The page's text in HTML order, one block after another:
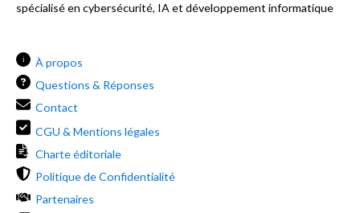
spécialisé en cybersécurité, IA et développement informatique
i
À propos
Questions & Réponses
Contact
CGU & Mentions légales
Charte éditoriale
Politique de Confidentialité
Partenaires